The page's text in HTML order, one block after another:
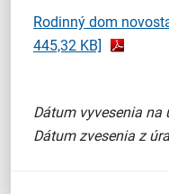
Rodinný dom
445,32 KB]
Dátum vyvesenia na
Dátum zvesenia z